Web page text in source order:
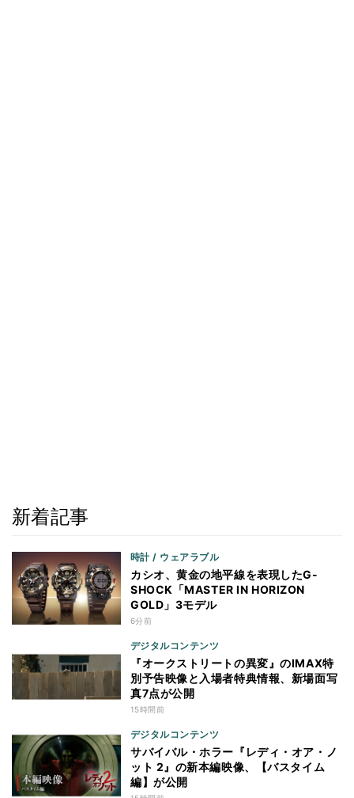
新着記事
時計 / ウェアラブル
カシオ、黄金の地平線を表現したG-
SHOCK「MASTER IN HORIZON
GOLD」3モデル
6分前
デジタルコンテンツ
『オークストリートの異変』のIMAX特
別予告映像と入場者特典情報、新場面写
真7点が公開
15時間前
デジタルコンテンツ
サバイバル・ホラー『レディ・オア・ノ
ット 2』の新本編映像、【バスタイム
編】が公開